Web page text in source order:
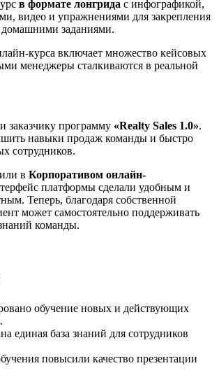
в формате лонгрида с инфографикой,
видео и упражнениями для закрепления
домашними заданиями.
курса включает множество кейсовых
менеджеры сталкиваются в реальной
заказчику программу «Realty Sales 1.0».
навыки продаж команды и быстро
сотрудников.
в Корпоративом онлайн-
платформы сделали удобным и
Теперь, благодаря собственной
может самостоятельно поддерживать
команды.
обучение новых и действующих
единая база знаний для сотрудников
повысили качество презентации